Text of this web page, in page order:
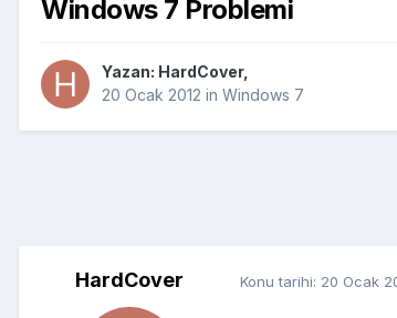
Windows 7 Problemi
Yazan: HardCover,
20 Ocak 2012 in Windows 7
HardCover Konu tarihi: 20 Ocak